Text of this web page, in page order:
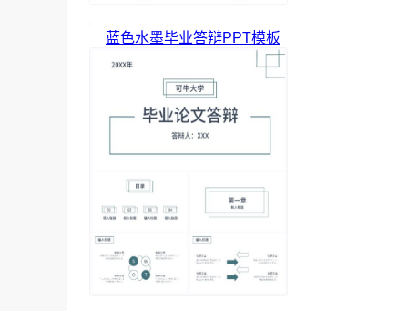
蓝色水墨毕业答辩PPT模板